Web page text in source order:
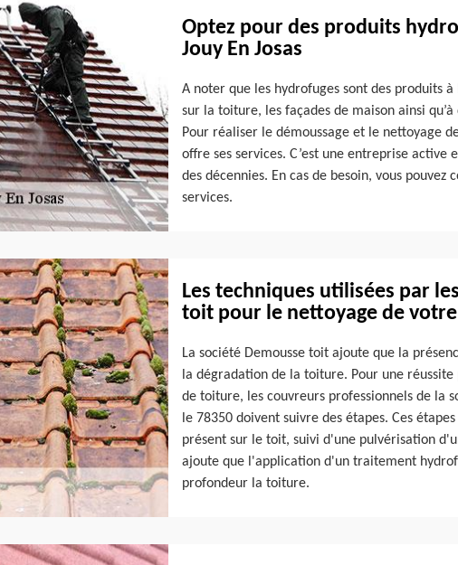
Optez pour des produits
Jouy En Josas
A noter que les hydrofuges sont des produits
sur la toiture, les façades de maison ainsi
Pour réaliser le démoussage et le nettoyage
offre ses services. C’est une entreprise
des décennies. En cas de besoin, vous
services.
Les techniques utilisées par
toit pour le nettoyage de votre
La société Demousse toit ajoute que la
la dégradation de la toiture. Pour une
de toiture, les couvreurs professionnels de la
le 78350 doivent suivre des étapes. Ces
présent sur le toit, suivi d'une pulvérisation
ajoute que l'application d'un traitement
profondeur la toiture.